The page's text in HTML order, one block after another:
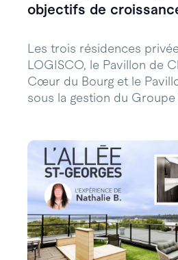
objectifs de
Les trois résidences
LOGISCO, le Pavillon de
Cœur du Bourg et le
sous la gestion du Groupe